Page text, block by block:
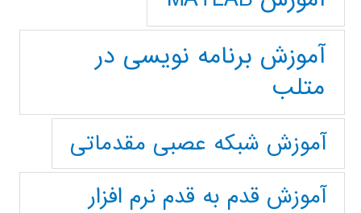
آموزش برنامه نویسی در
متلب
آموزش شبکه عصبی مقدماتی
آموزش قدم به قدم نرم افزار